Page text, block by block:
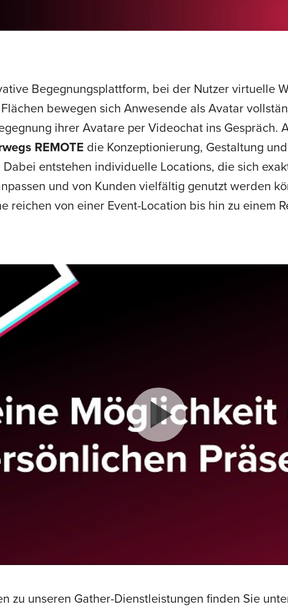
Begegnungsplattform, bei der Nutzer virtuelle
bewegen sich Anwesende als Avatar
ihrer Avatare per Videochat ins Gespräch.
REMOTE die Konzeptionierung, Gestaltung
entstehen individuelle Locations, die sich
und von Kunden vielfältig genutzt werden
reichen von einer Event-Location bis hin zu einem
zu unseren Gather-Dienstleistungen finden Sie